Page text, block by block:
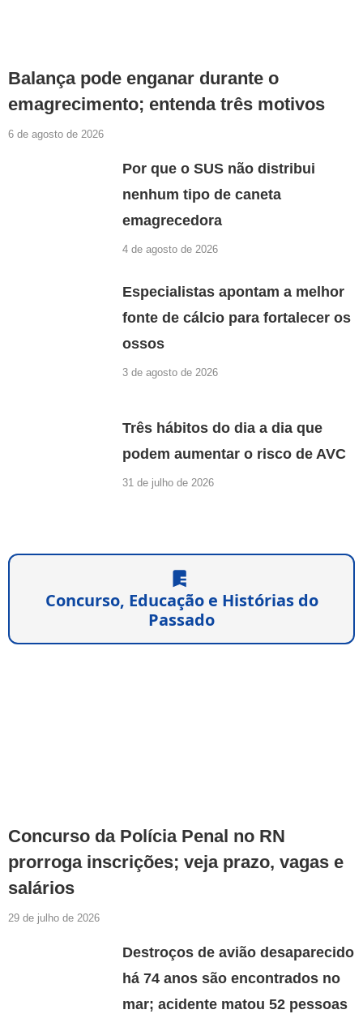
Balança pode enganar durante o
emagrecimento; entenda três motivos
6 de agosto de 2026
Por que o SUS não distribui
nenhum tipo de caneta
emagrecedora
4 de agosto de 2026
Especialistas apontam a melhor
fonte de cálcio para fortalecer os
ossos
3 de agosto de 2026
Três hábitos do dia a dia que
podem aumentar o risco de AVC
31 de julho de 2026
Concurso, Educação e Histórias do
Passado
Concurso da Polícia Penal no RN
prorroga inscrições; veja prazo, vagas e
salários
29 de julho de 2026
Destroços de avião desaparecido
há 74 anos são encontrados no
mar; acidente matou 52 pessoas